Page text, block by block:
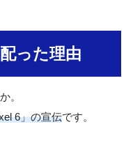
った理由
。
6」の宣伝です。